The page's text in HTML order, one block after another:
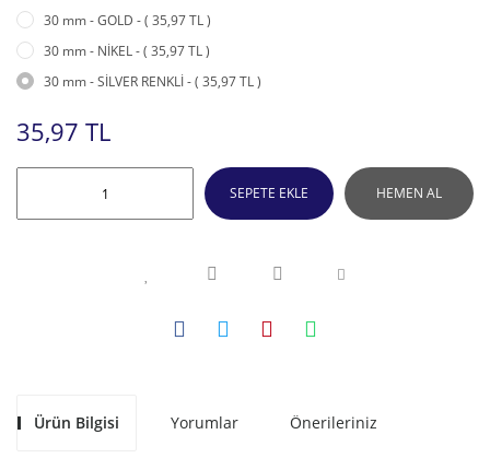
30 mm - GOLD - ( 35,97 TL )
30 mm - NİKEL - ( 35,97 TL )
30 mm - SİLVER RENKLİ - ( 35,97 TL )
35,97 TL
SEPETE EKLE HEMEN AL
Ürün Bilgisi Yorumlar Önerileriniz